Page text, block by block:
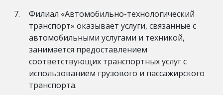
Филиал «Автомобильно-технологический
транспорт» оказывает услуги, связанные с
автомобильными услугами и техникой,
занимается предоставлением
соответствующих транспортных услуг с
использованием грузового и пассажирского
транспорта.